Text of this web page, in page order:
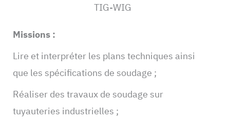
TIG-WIG
Missions :
Lire et interpréter les plans techniques ainsi
que les spécifications de soudage ;
Réaliser des travaux de soudage sur
tuyauteries industrielles ;